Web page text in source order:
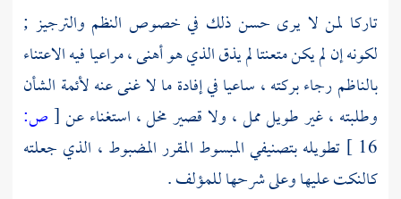
تاركا لمن لا يرى حسن ذلك في خصوص النظم والترجيز ;
لكونه إن لم يكن متعنتا لم يذق الذي هو أهنى ، مراعيا فيه الاعتناء
بالناظم رجاء بركته ، ساعيا في إفادة ما لا غنى عنه لأئمة الشأن
وطلبته ، غير طويل ممل ، ولا قصير مخل ، استغناء عن[ص:
16 ] تطويله بتصنيفي المبسوط المقرر المضبوط ، الذي جعلته
كالنكت عليها وعلى شرحها للمؤلف .